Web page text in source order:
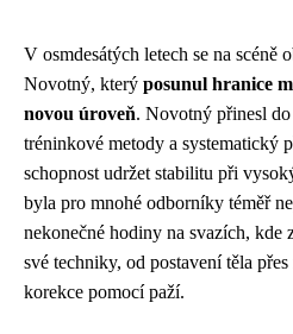
V osmdesátých letech se na scéně
Novotný, který posunul hranice
novou úroveň. Novotný přinesl
tréninkové metody a systematický
schopnost udržet stabilitu při
byla pro mnohé odborníky téměř
nekonečné hodiny na svazích, kde
své techniky, od postavení těla
korekce pomocí paží.